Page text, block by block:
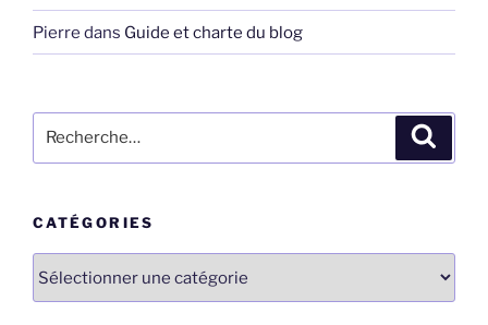
Pierre dans Guide et charte du blog
pour
CATÉGORIES